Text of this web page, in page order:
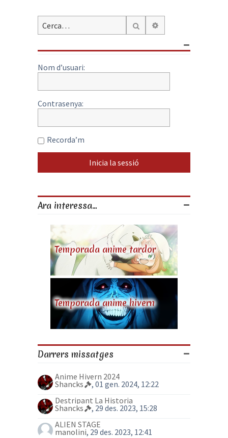
Cerca
Nom d’usuari:
Contrasenya:
Recorda’m
Ara interessa...
Temporada anime tardor
Temporada anime hivern
Darrers missatges
Anime Hivern 2024
Shancks
, 01 gen. 2024, 12:22
Destripant La Historia
Shancks
, 29 des. 2023, 15:28
ALIEN STAGE
manolini, 29 des. 2023, 12:41